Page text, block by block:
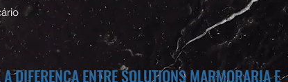
A DIFERENÇA ENTRE SOLUTIONS MARMORARIA E